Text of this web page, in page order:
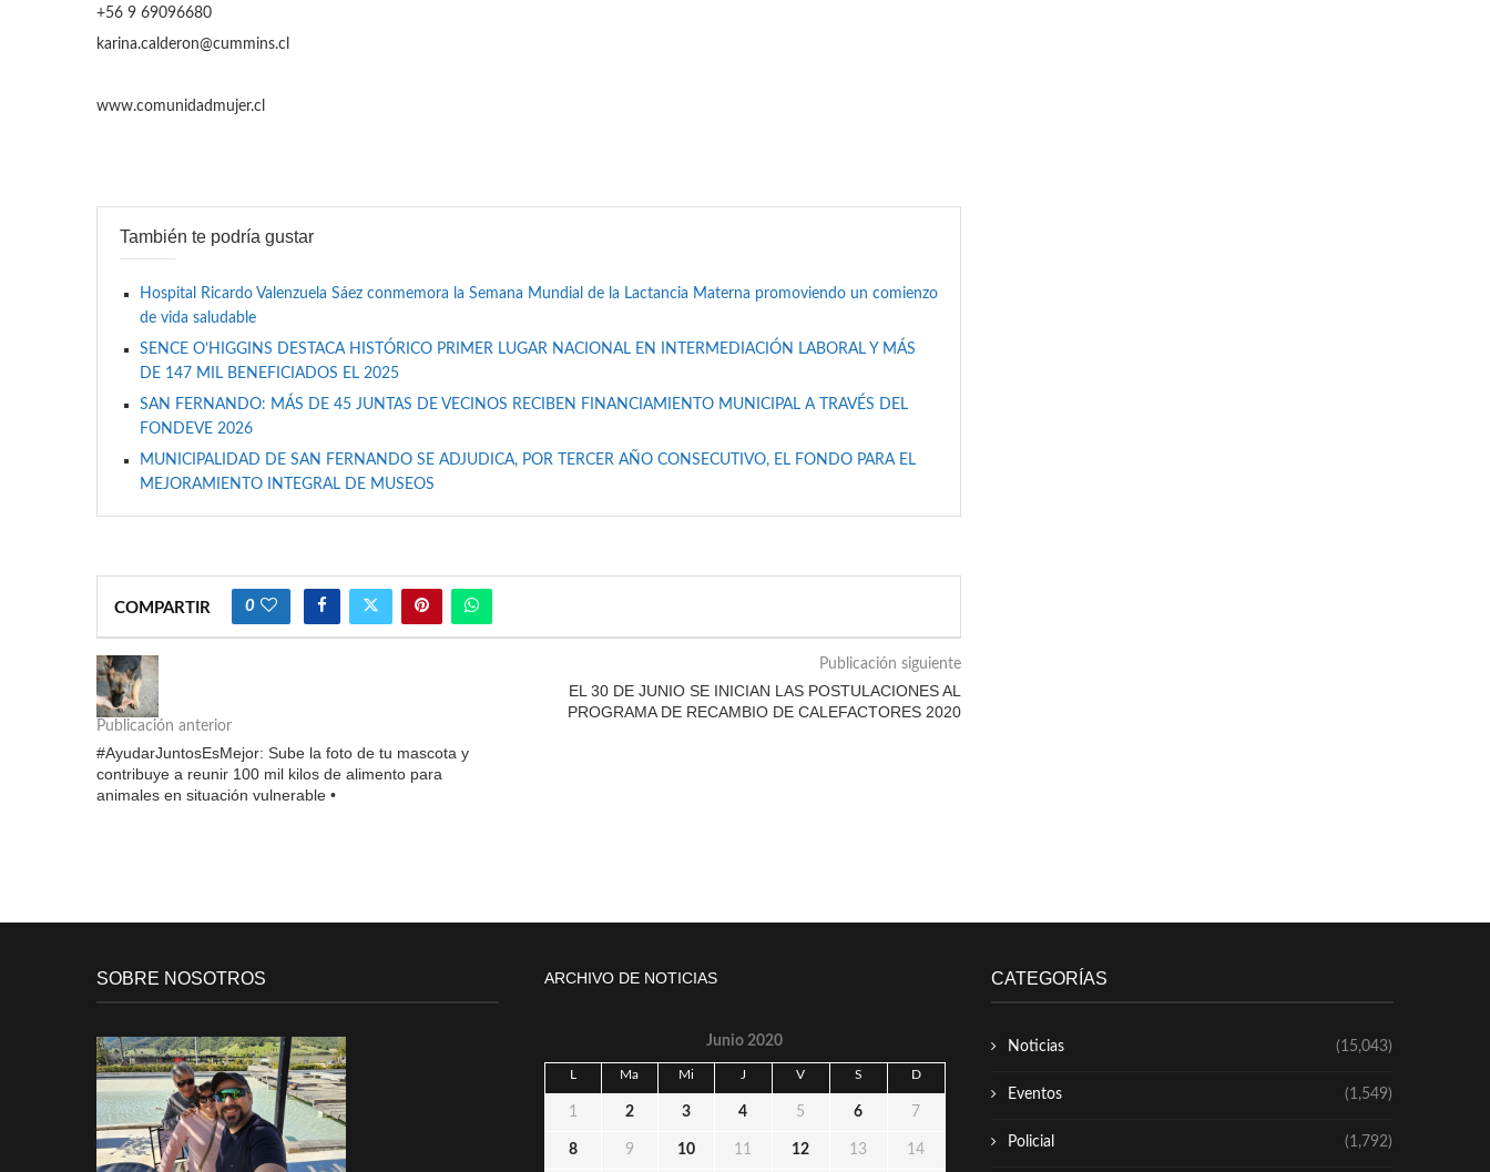
+56 9 69096680
karina.calderon@cummins.cl
www.comunidadmujer.cl
También te podría gustar
Hospital Ricardo Valenzuela Sáez conmemora la Semana Mundial de la Lactancia Materna promoviendo un comienzo
de vida saludable
SENCE O’HIGGINS DESTACA HISTÓRICO PRIMER LUGAR NACIONAL EN INTERMEDIACIÓN LABORAL Y MÁS
DE 147 MIL BENEFICIADOS EL 2025
SAN FERNANDO: MÁS DE 45 JUNTAS DE VECINOS RECIBEN FINANCIAMIENTO MUNICIPAL A TRAVÉS DEL
FONDEVE 2026
MUNICIPALIDAD DE SAN FERNANDO SE ADJUDICA, POR TERCER AÑO CONSECUTIVO, EL FONDO PARA EL
MEJORAMIENTO INTEGRAL DE MUSEOS
COMPARTIR 0
Publicación anterior
#AyudarJuntosEsMejor: Sube la foto de tu mascota y
contribuye a reunir 100 mil kilos de alimento para
animales en situación vulnerable •
Publicación siguiente
EL 30 DE JUNIO SE INICIAN LAS POSTULACIONES AL
PROGRAMA DE RECAMBIO DE CALEFACTORES 2020
SOBRE NOSOTROS ARCHIVO DE NOTICIAS
Junio 2020
L Ma Mi J V S D
1 2 3 4 5 6 7
8 9 10 11 12 13 14
CATEGORÍAS
Noticias (15,043)
Eventos (1,549)
Policial (1,792)